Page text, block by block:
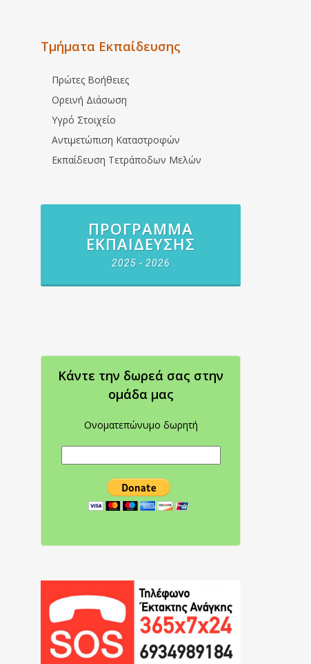
Τμήματα Εκπαίδευσης
Πρώτες Βοήθειες
Ορεινή Διάσωση
Υγρό Στοιχείο
Αντιμετώπιση Καταστροφών
Εκπαίδευση Τετράποδων Μελών
ΠΡΌΓΡΑΜΜΑ
ΕΚΠΑΊΔΕΥΣΗΣ
2025 - 2026
Κάντε την δωρεά σας στην
oμάδα μας
Ονοματεπώνυμο δωρητή